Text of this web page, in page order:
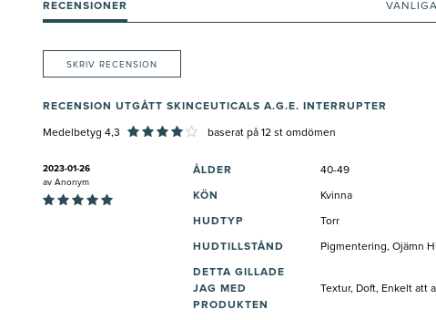
RECENSIONER
SKRIV RECENSION
RECENSION UTGÅTT SKINCEUTICALS A.G.E. INTERRUPTER
Medelbetyg 4,3 baserat på 12 st omdömen
2023-01-26
av Anonym
ÅLDER 40-49
KÖN Kvinna
HUDTYP Torr
HUDTILLSTÅND Pigmentering, Ojämn
DETTA GILLADE
JAG MED
PRODUKTEN
Textur, Doft, Enkelt att